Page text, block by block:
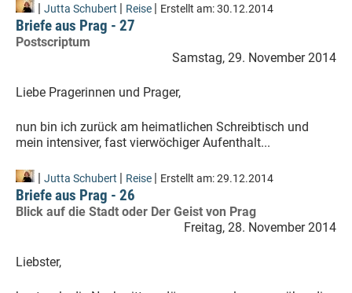
| Jutta Schubert | Reise | Erstellt am:30.12.2014
Briefe aus Prag - 27
Postscriptum
Samstag, 29. November 2014
Liebe Pragerinnen und Prager,
nun bin ich zurück am heimatlichen Schreibtisch und
mein intensiver, fast vierwöchiger Aufenthalt...
| Jutta Schubert | Reise | Erstellt am:29.12.2014
Briefe aus Prag - 26
Blick auf die Stadt oder Der Geist von Prag
Freitag, 28. November 2014
Liebster,